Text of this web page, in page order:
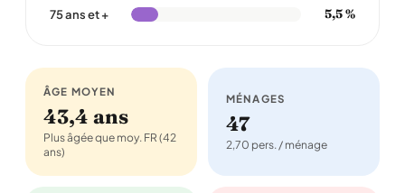
75 ans et + 5,5 %
ÂGE MOYEN
43,4 ans
Plus âgée que moy. FR (42
ans)
MÉNAGES
47
2,70 pers. / ménage